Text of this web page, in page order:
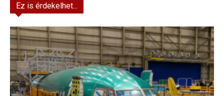
Ez is érdekelhet...